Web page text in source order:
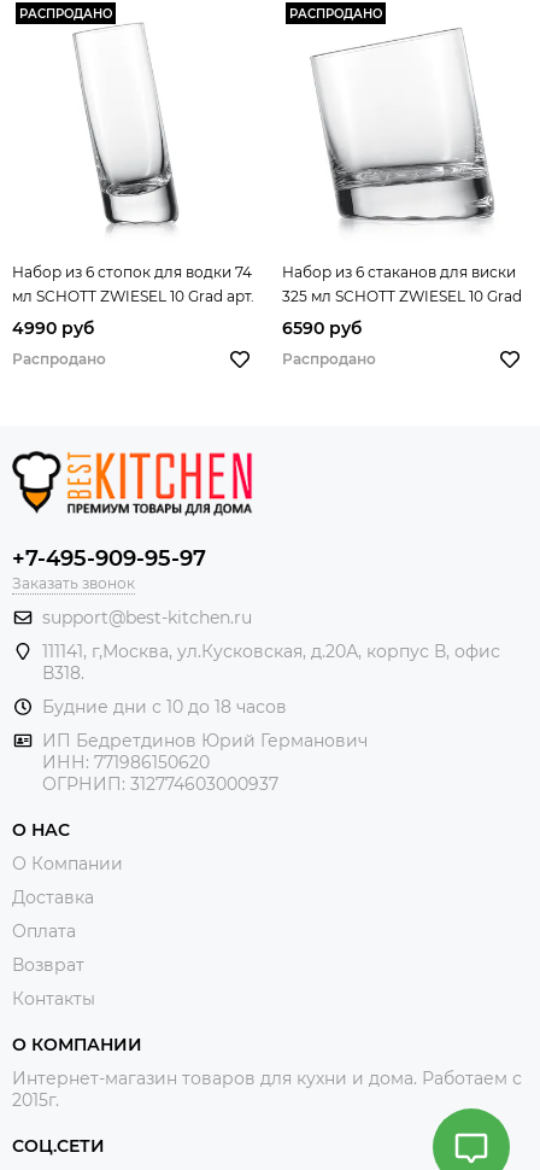
РАСПРОДАНО
Набор из 6 стопок для водки 74
мл SCHOTT ZWIESEL 10 Grad арт.
145 046-6
4990 руб
Распродано
РАСПРОДАНО
Набор из 6 стаканов для виски
325 мл SCHOTT ZWIESEL 10 Grad
арт. 145 063-6
6590 руб
Распродано
+7-495-909-95-97
Заказать звонок
support@best-kitchen.ru
111141, г,Москва, ул.Кусковская, д.20А, корпус В, офис
В318.
Будние дни с 10 до 18 часов
ИП Бедретдинов Юрий Германович
ИНН: 771986150620
ОГРНИП: 312774603000937
О НАС
О Компании
Доставка
Оплата
Возврат
Контакты
О КОМПАНИИ
Интернет-магазин товаров для кухни и дома. Работаем с
2015г.
СОЦ.СЕТИ